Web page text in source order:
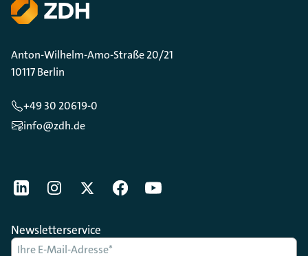
Anton-Wilhelm-Amo-Straße 20/21
10117 Berlin
+49 30 20619-0
info@zdh.de
[Der ZDH in den Sozialen Netzwerken]
LinkedIninstagramTwitterFacebookYoutube
Newsletterservice